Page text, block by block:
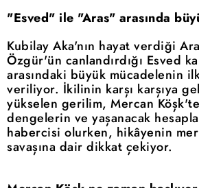
"Esved" ile "Aras" arasında
Kubilay Aka'nın hayat verdiği
Özgür'ün canlandırdığı Esved
arasındaki büyük mücadelenin
veriliyor. İkilinin karşı karşıya
yükselen gerilim, Mercan
dengelerin ve yaşanacak
habercisi olurken, hikâyenin
savaşına dair dikkat çekiyor.